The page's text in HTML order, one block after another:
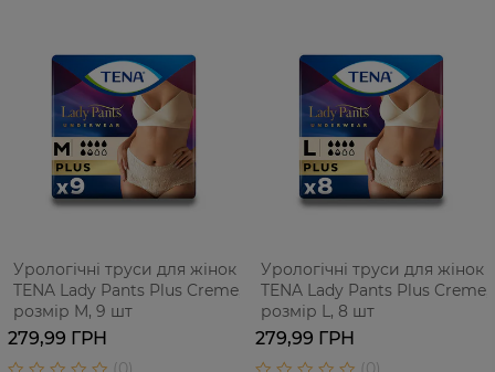
Урологічні труси для жінок
TENA Lady Pants Plus Creme,
розмір M, 9 шт
279,99 ГРН
Урологічні труси для жінок
TENA Lady Pants Plus Creme,
розмір L, 8 шт
279,99 ГРН